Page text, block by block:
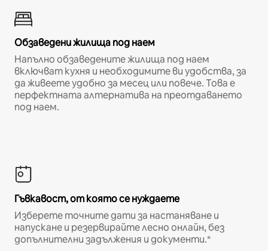
Обзаведени жилища под наем
Напълно обзаведените жилища под наем
включват кухня и необходимите ви удобства, за
да живеете удобно за месец или повече. Това е
перфектната алтернатива на преотдаването
под наем.
Гъвкавост, от която се нуждаете
Изберете точните дати за настаняване и
напускане и резервирайте лесно онлайн, без
допълнителни задължения и документи.*